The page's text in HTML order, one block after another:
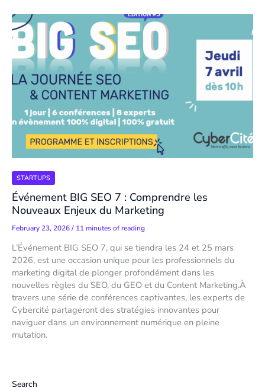
STARTUPS
Événement BIG SEO 7 : Comprendre les
Nouveaux Enjeux du Marketing
February 23, 2026/ 11 minutes of reading
L’Événement BIG SEO 7, qui se tiendra les 24 et 25 mars
2026, est une occasion unique pour les professionnels du
marketing digital de plonger profondément dans les
nouvelles règles du SEO, du GEO et du Content Marketing.À
travers une série de conférences captivantes, les experts de
Cybercité partageront des stratégies innovantes pour
naviguer dans un environnement numérique en pleine
mutation.
Search